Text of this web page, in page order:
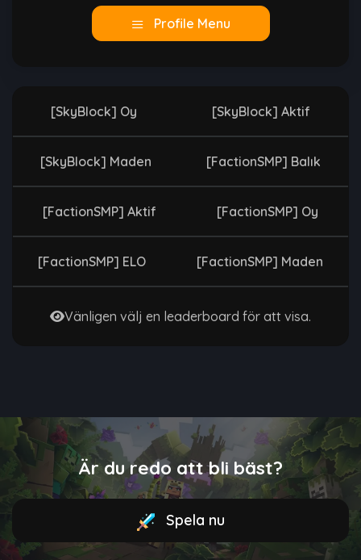
Profile Menu
[SkyBlock] Oy [SkyBlock] Aktif
[SkyBlock] Maden [FactionSMP] Balık
[FactionSMP] Aktif [FactionSMP] Oy
[FactionSMP] ELO [FactionSMP] Maden
Vänligen välj en leaderboard för att visa.
Är du redo att bli bäst?
Spela nu